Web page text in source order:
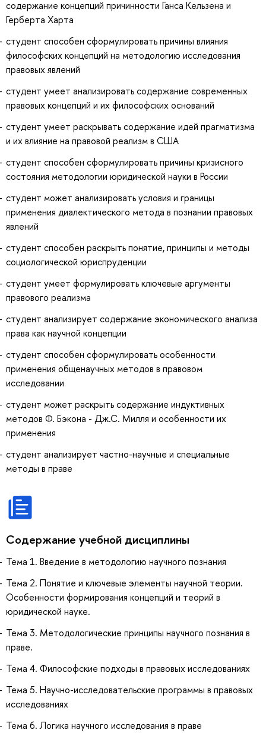
содержание концепций причинности Ганса Кельзена и
Герберта Харта
студент способен сформулировать причины влияния
философских концепций на методологию исследования
правовых явлений
студент умеет анализировать содержание современных
правовых концепций и их философских оснований
студент умеет раскрывать содержание идей прагматизма
и их влияние на правовой реализм в США
студент способен сформулировать причины кризисного
состояния методологии юридической науки в России
студент может анализировать условия и границы
применения диалектического метода в познании правовых
явлений
студент способен раскрыть понятие, принципы и методы
социологической юриспруденции
студент умеет формулировать ключевые аргументы
правового реализма
студент анализирует содержание экономического анализа
права как научной концепции
студент способен сформулировать особенности
применения общенаучных методов в правовом
исследовании
студент может раскрыть содержание индуктивных
методов Ф. Бэкона - Дж.С. Милля и особенности их
применения
студент анализирует частно-научные и специальные
методы в праве
Содержание учебной дисциплины
Тема 1. Введение в методологию научного познания
Тема 2. Понятие и ключевые элементы научной теории.
Особенности формирования концепций и теорий в
юридической науке.
Тема 3. Методологические принципы научного познания в
праве.
Тема 4. Философские подходы в правовых исследованиях
Тема 5. Научно-исследовательские программы в правовых
исследованиях
Тема 6. Логика научного исследования в праве